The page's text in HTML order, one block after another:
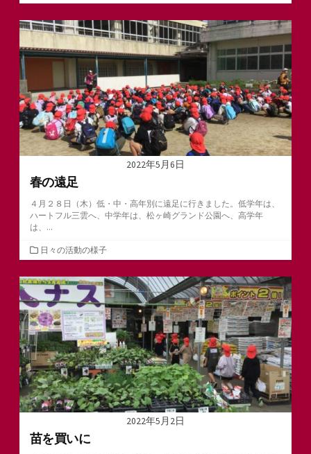
テ
ゴ
リ
ー
2022年5月6日
春の遠足
４月２８日（木）低・中・高年別に遠足に行きました。低学年は、
ハートフル三雲へ、中学年は、松ヶ崎グランド公園へ、高学年
は、...
カ
テ
ゴ
リ
ー
日々の活動の様子
2022年5月2日
苗を買いに